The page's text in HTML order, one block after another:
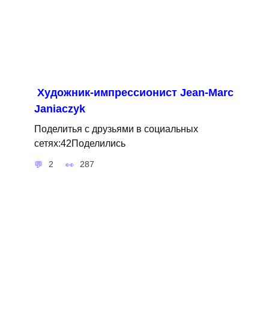
Художник-импрессионист Jean-Marc
Janiaczyk
Поделитья с друзьями в социальных
сетях:42Поделились
2 287